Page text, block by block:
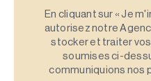
En cliquant sur « Je
autorisez notre
stocker et traiter
soumises ci-
communiquions nos